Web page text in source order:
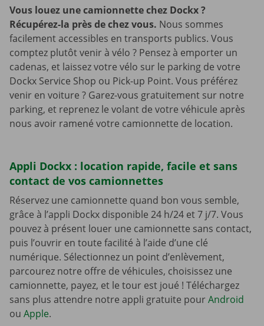
Vous louez une camionnette chez Dockx ?
Récupérez-la près de chez vous. Nous sommes
facilement accessibles en transports publics. Vous
comptez plutôt venir à vélo ? Pensez à emporter un
cadenas, et laissez votre vélo sur le parking de votre
Dockx Service Shop ou Pick-up Point. Vous préférez
venir en voiture ? Garez-vous gratuitement sur notre
parking, et reprenez le volant de votre véhicule après
nous avoir ramené votre camionnette de location.
Appli Dockx : location rapide, facile et sans
contact de vos camionnettes
Réservez une camionnette quand bon vous semble,
grâce à l’appli Dockx disponible 24 h/24 et 7 j/7. Vous
pouvez à présent louer une camionnette sans contact,
puis l’ouvrir en toute facilité à l’aide d’une clé
numérique. Sélectionnez un point d’enlèvement,
parcourez notre offre de véhicules, choisissez une
camionnette, payez, et le tour est joué ! Téléchargez
sans plus attendre notre appli gratuite pourAndroid
ou Apple.